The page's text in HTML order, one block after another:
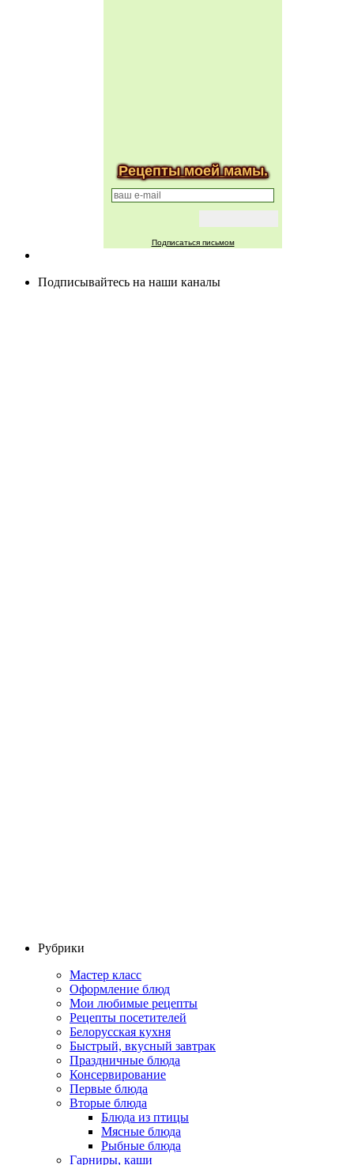
Рецепты моей мамы.
Подписаться письмом
Подписывайтесь на наши каналы
Рубрики
Мастер класс
Оформление блюд
Мои любимые рецепты
Рецепты посетителей
Белорусская кухня
Быстрый, вкусный завтрак
Праздничные блюда
Консервирование
Первые блюда
Вторые блюда
Блюда из птицы
Мясные блюда
Рыбные блюда
Гарниры, каши